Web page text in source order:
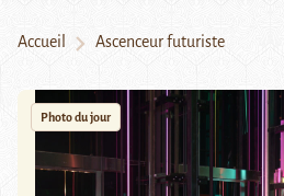
Accueil Ascenceur futuriste
Photo du jour